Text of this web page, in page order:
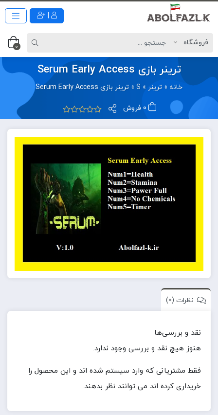
0
ترینر بازی Serum Early Access
خانه » ترینر »
S
» ترینر بازی Serum Early Access
نظرات (0)
نقد و بررسی‌ها
هنوز هیچ نقد و بررسی وجود ندارد.
فقط مشتریانی که وارد سیستم شده اند و این محصول را
خریداری کرده اند می توانند نظر بدهند.